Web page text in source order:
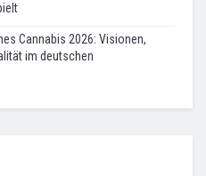
Cannabis 2026: Visionen,
im deutschen